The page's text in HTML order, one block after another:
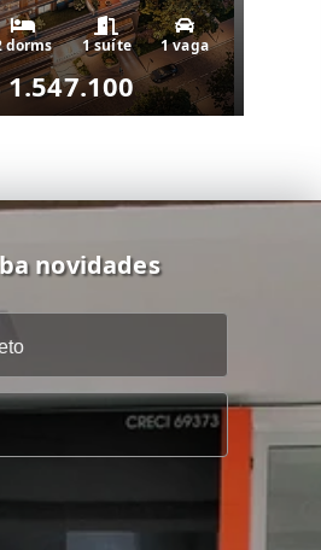
dorms 1 suíte 1 vaga
1.547.100
novidades